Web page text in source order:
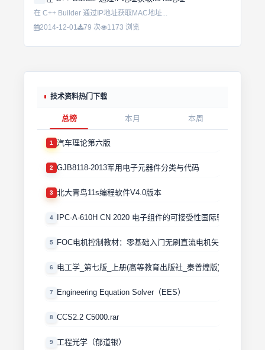
在 C++ Builder 通过IP地址获取MAC地址...
2014-12-01
79 次 1173 浏览
技术资料热门下载
总榜 本月 本周
1 汽车理论第六版
2 GJB8118-2013军用电子元器件分类与代码
3 北大青鸟11s编程软件V4.0版本
4 IPC-A-610H CN 2020 电子组件的可接受性国际验收标准
5 FOC电机控制教材：零基础入门无刷直流电机矢量控制技术
6 电工学_第七版_上册(高等教育出版社_秦曾煌版)
7 Engineering Equation Solver（EES）
8 CCS2.2 C5000.rar
9 工程光学（郁道银）